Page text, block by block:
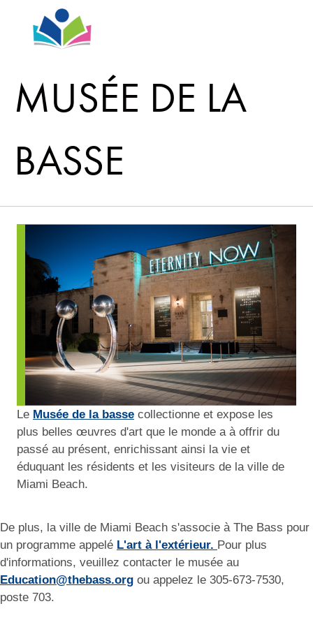
MUSÉE DE LA
BASSE
Le Musée de la basse collectionne et expose les
plus belles œuvres d'art que le monde a à offrir du
passé au présent, enrichissant ainsi la vie et
éduquant les résidents et les visiteurs de la ville de
Miami Beach.
De plus, la ville de Miami Beach s'associe à The Bass pour
un programme appelé L'art à l'extérieur. Pour plus
d'informations, veuillez contacter le musée au
Education@thebass.org ou appelez le 305-673-7530,
poste 703.